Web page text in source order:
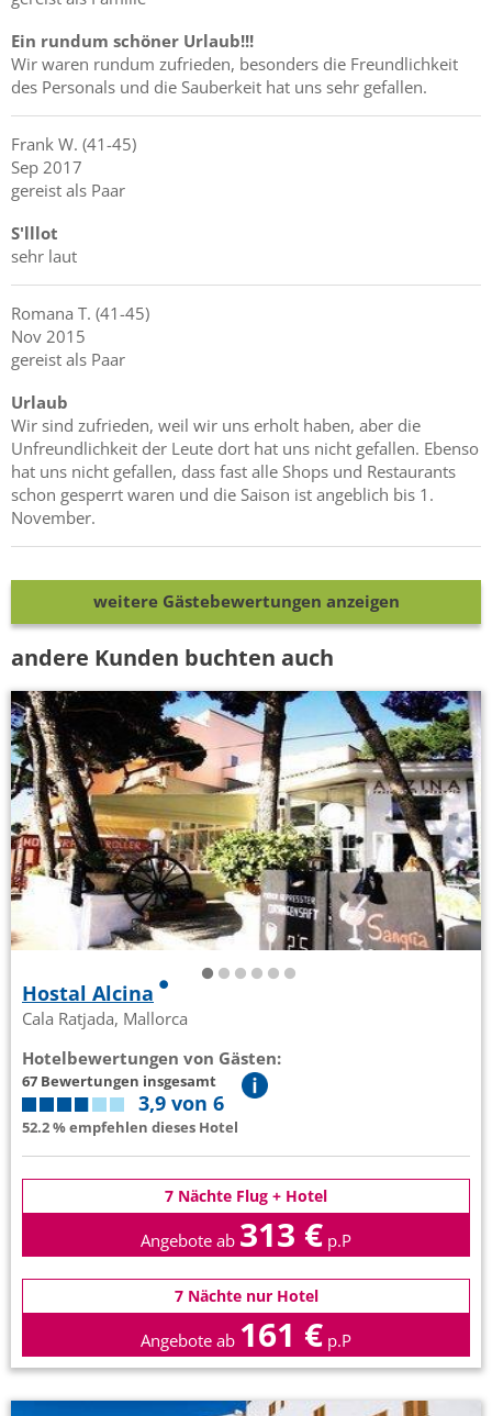
Ein rundum schöner Urlaub!!!
Wir waren rundum zufrieden, besonders die Freundlichkeit
des Personals und die Sauberkeit hat uns sehr gefallen.
Frank W. (41-45)
Sep 2017
gereist als Paar
S'lllot
sehr laut
Romana T. (41-45)
Nov 2015
gereist als Paar
Urlaub
Wir sind zufrieden, weil wir uns erholt haben, aber die
Unfreundlichkeit der Leute dort hat uns nicht gefallen. Ebenso
hat uns nicht gefallen, dass fast alle Shops und Restaurants
schon gesperrt waren und die Saison ist angeblich bis 1.
November.
weitere Gästebewertungen anzeigen
andere Kunden buchten auch
Hostal Alcina
Cala Ratjada, Mallorca
Hotelbewertungen von Gästen:
67 Bewertungen insgesamt
3,9 von 6
52.2 % empfehlen dieses Hotel
7 Nächte Flug + Hotel
Angebote ab 313 € p.P
7 Nächte nur Hotel
Angebote ab 161 € p.P